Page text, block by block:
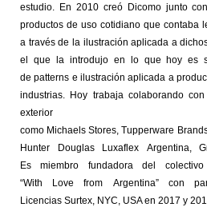
estudio. En 2010 creó Dicomojunto
productos de uso cotidiano que contaba
a través de la ilustración aplicada a
el que la introdujo en lo que hoy es
depatterns e ilustración aplicada a
industrias. Hoy trabaja colaborando
exterior
como MichaelsStores ,Tupperware
Hunter Douglas Luxaflex Argentina,
Esmiembro fundadora del
“With Love from Argentina” con
Licencias Surtex , NYC, USA en 2017 y